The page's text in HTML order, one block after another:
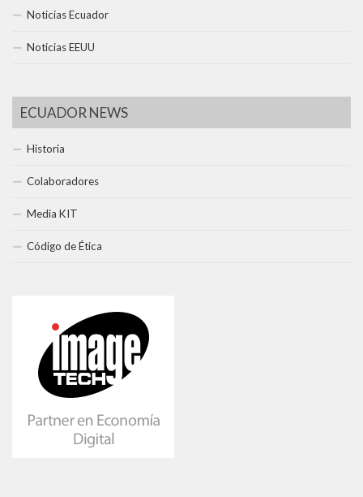
Noticias Ecuador
Noticias EEUU
ECUADOR NEWS
Historia
Colaboradores
Media KIT
Código de Ética